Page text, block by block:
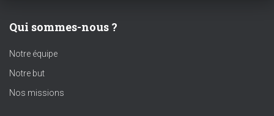
Qui sommes-nous ?
Notre équipe
Notre but
Nos missions